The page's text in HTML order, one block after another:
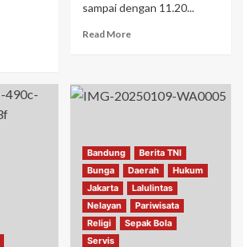
sampai dengan 11.20...
Read More
Bandung
Berita TNI
Bunga
Daerah
Hukum
Jakarta
Lalulintas
Nelayan
Pariwisata
Religi
Sepak Bola
Servis